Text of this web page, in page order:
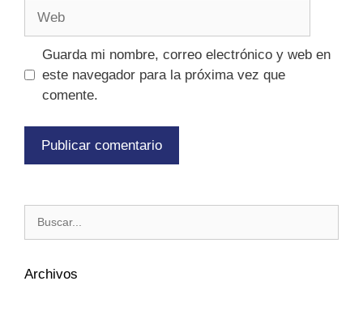
Guarda mi nombre, correo electrónico y web en
este navegador para la próxima vez que
comente.
Archivos